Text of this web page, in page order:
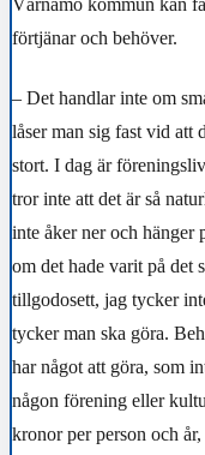
Värnamo kommun kan
förtjänar och behöver.
– Det handlar inte om
låser man sig fast vid att
stort. I dag är
tror inte att det är så
inte åker ner och hänger
om det hade varit på det
tillgodosett, jag tycker
tycker man ska göra.
har något att göra, som
någon förening eller
kronor per person och